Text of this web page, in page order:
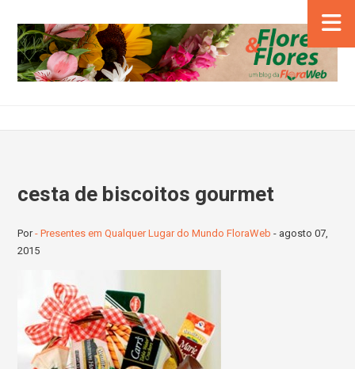
cesta de biscoitos gourmet
Por- Presentes em Qualquer Lugar do Mundo FloraWeb - agosto 07,
2015